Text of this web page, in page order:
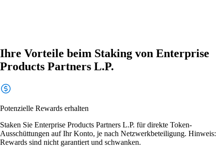
Ihre Vorteile beim Staking von Enterprise
Products Partners L.P.
Potenzielle Rewards erhalten
Staken Sie Enterprise Products Partners L.P. für direkte Token-
Ausschüttungen auf Ihr Konto, je nach Netzwerkbeteiligung. Hinweis:
Rewards sind nicht garantiert und schwanken.